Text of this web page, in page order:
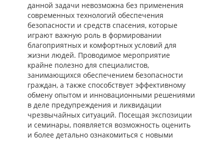
данной задачи невозможна без применения
современных технологий обеспечения
безопасности и средств спасения, которые
играют важную роль в формировании
благоприятных и комфортных условий для
жизни людей. Проводимое мероприятие
крайне полезно для специалистов,
занимающихся обеспечением безопасности
граждан, а также способствует эффективному
обмену опытом и инновационными решениями
в деле предупреждения и ликвидации
чрезвычайных ситуаций. Посещая экспозиции
и семинары, появляется возможность оценить
и более детально ознакомиться с новыми